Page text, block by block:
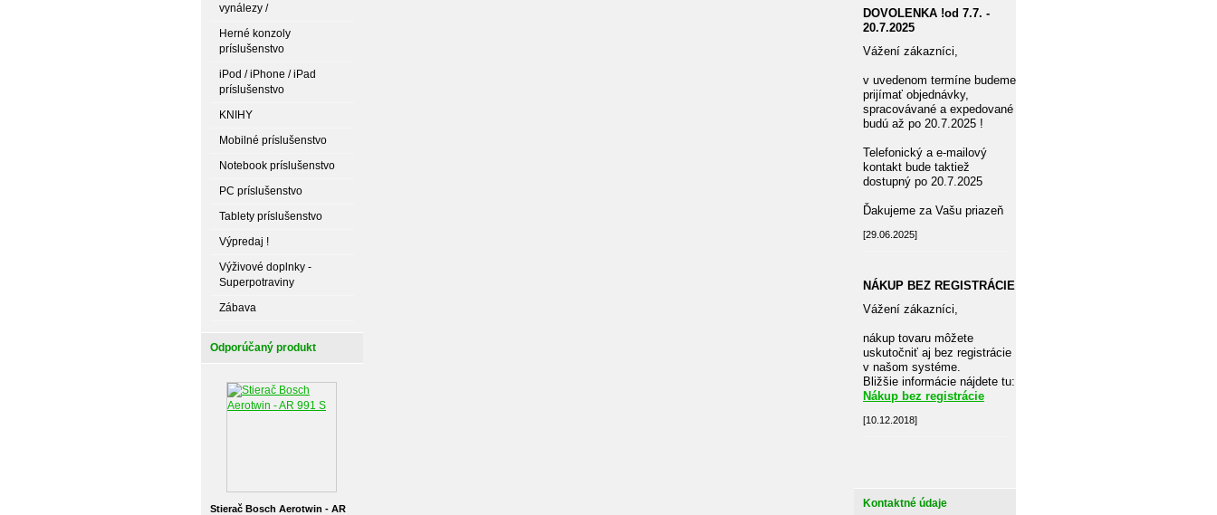
vynálezy /
Herné konzoly
príslušenstvo
iPod / iPhone / iPad
príslušenstvo
KNIHY
Mobilné príslušenstvo
Notebook príslušenstvo
PC príslušenstvo
Tablety príslušenstvo
Výpredaj !
Výživové doplnky -
Superpotraviny
Zábava
Odporúčaný produkt
Stierač Bosch Aerotwin - AR
DOVOLENKA !od 7.7. -
20.7.2025
Vážení zákazníci,
v uvedenom termíne budeme
prijímať objednávky,
spracovávané a expedované
budú až po 20.7.2025 !
Telefonický a e-mailový
kontakt bude taktiež
dostupný po 20.7.2025
Ďakujeme za Vašu priazeň
[29.06.2025]
NÁKUP BEZ REGISTRÁCIE
Vážení zákazníci,
nákup tovaru môžete
uskutočniť aj bez registrácie
v našom systéme.
Bližšie informácie nájdete tu:
Nákup bez registrácie
[10.12.2018]
Kontaktné údaje